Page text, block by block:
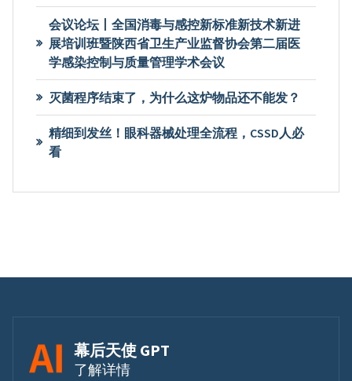
会议论坛丨全国消毒与感控新标准新技术新进
展培训班暨陕西省卫生产业监督协会第二届医
学感染控制与质量管理学术会议
灭菌程序结束了，为什么这炉物品还不能发？
精细到发丝！眼科器械处理全流程，CSSD人必
看
幕后天使 GPT
了解详情